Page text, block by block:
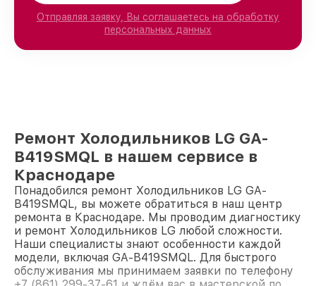
Отправляя заявку, Вы соглашаетесь на обработку
персональных данных
Ремонт Холодильников LG GA-
B419SMQL в нашем сервисе в
Краснодаре
Понадобился ремонт Холодильников LG GA-
B419SMQL, вы можете обратиться в наш центр
ремонта в Краснодаре. Мы проводим диагностику
и ремонт Холодильников LG любой сложности.
Наши специалисты знают особенности каждой
модели, включая GA-B419SMQL. Для быстрого
обслуживания мы принимаем заявки по телефону